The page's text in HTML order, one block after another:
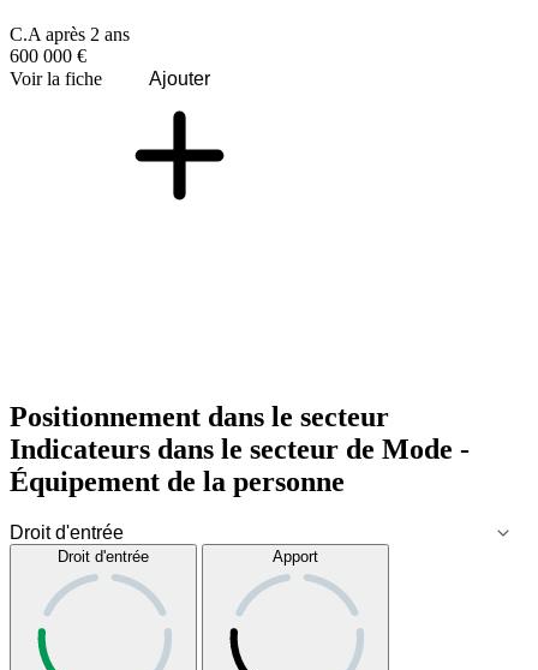
C.A après 2 ans
600 000 €
Voir la fiche
Ajouter
Positionnement dans le secteur
Indicateurs dans le secteur de Mode -
Équipement de la personne
Droit d'entrée Apport